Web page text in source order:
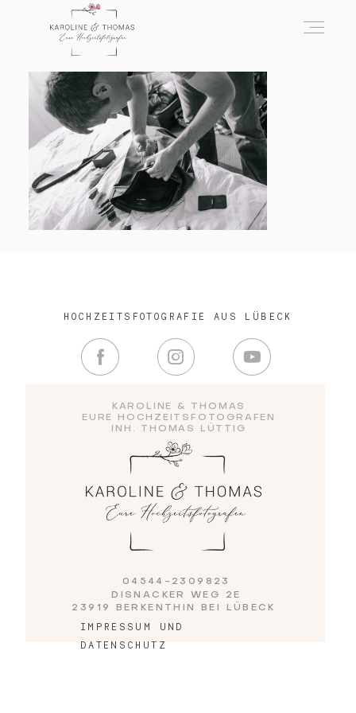
KAROLINE & THOMAS
EURE HOCHZEITSFOTOGRAFEN
INH. THOMAS LÜTTIG
IMPRESSUM UND
DATENSCHUTZ
04544-2309823
DISNACKER WEG 2E
23919 BERKENTHIN BEI LÜBECK
HOCHZEITSFOTOGRAFIE AUS LÜBECK
home
Hochzeit
das besondere Portrait
Kontakt
Blog
Impressum